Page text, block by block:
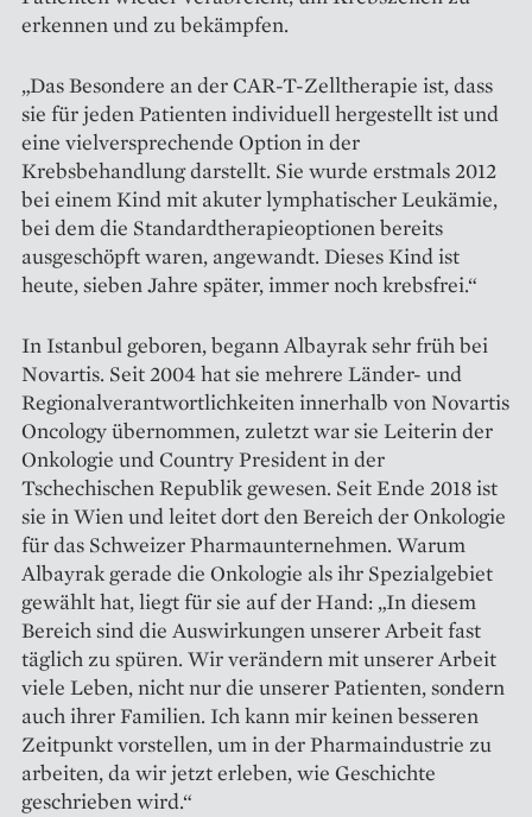
erkennen und zu bekämpfen.
„Das Besondere an der CAR-T-Zelltherapie ist, dass
sie für jeden Patienten individuell hergestellt ist und
eine vielversprechende Option in der
Krebsbehandlung darstellt. Sie wurde erstmals 2012
bei einem Kind mit akuter lymphatischer Leukämie,
bei dem die Standardtherapie­optionen bereits
ausgeschöpft waren, angewandt. Dieses Kind ist
heute, sieben Jahre später, immer noch krebsfrei.“
In Istanbul geboren, begann Albayrak sehr früh bei
Novartis. Seit 2004 hat sie mehrere Länder- und
Regionalverantwortlichkeiten innerhalb von Novartis
Oncology über­nommen, zuletzt war sie Leiterin der
Onkologie und Country President in der
Tschechischen Republik gewesen. Seit Ende 2018 ist
sie in Wien und leitet dort den Bereich der Onkologie
für das Schweizer Pharmaunternehmen. Warum
Albayrak gerade die Onkologie als ihr Spezialgebiet
gewählt hat, liegt für sie auf der Hand: „In diesem
Bereich sind die Auswirkungen unserer Arbeit fast
täglich zu spüren. Wir verändern mit unserer Arbeit
viele Leben, nicht nur die unserer Patienten, sondern
auch ihrer Familien. Ich kann mir keinen bes­seren
Zeitpunkt vorstellen, um in der Pharmaindustrie zu
arbeiten, da wir jetzt erleben, wie Geschichte
geschrieben wird.“